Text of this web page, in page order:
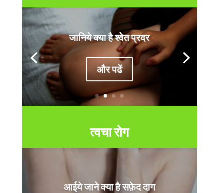
जानिये क्या है श्वेत प्रदर
और पढें
त्वचा रोग
आईये जाने क्या है सफ़ेद दाग